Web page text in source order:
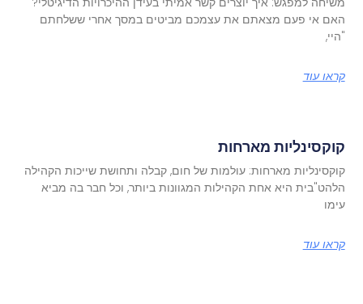
האם אי פעם מצאתם את עצמכם מביטים במסך אחרי ששלחתם
"היי,
קראו עוד
קוקסינליות מארחות
קוקסינליות מארחות: עולמות של חום, קבלה ותחושת שייכות הקהילה
הלהט"בית היא אחת הקהילות המגוונות ביותר, וכל חבר בה מביא
עימו
קראו עוד